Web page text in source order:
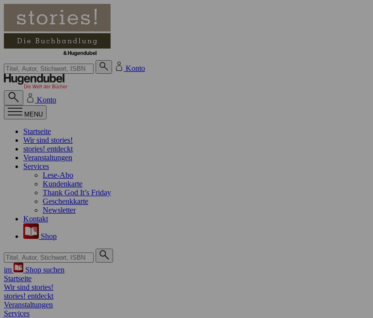
Suche bei Hugendubel
Konto
Konto
MENU
Startseite
Wir sind stories!
stories! entdeckt
Veranstaltungen
Services
Lese-Abo
Kundenkarte
Thank God It’s Friday
Geschenkkarte
Newsletter
Kontakt
Shop
Suche bei Hugendubel
im
Shop suchen
Startseite
Wir sind stories!
stories! entdeckt
Veranstaltungen
Services